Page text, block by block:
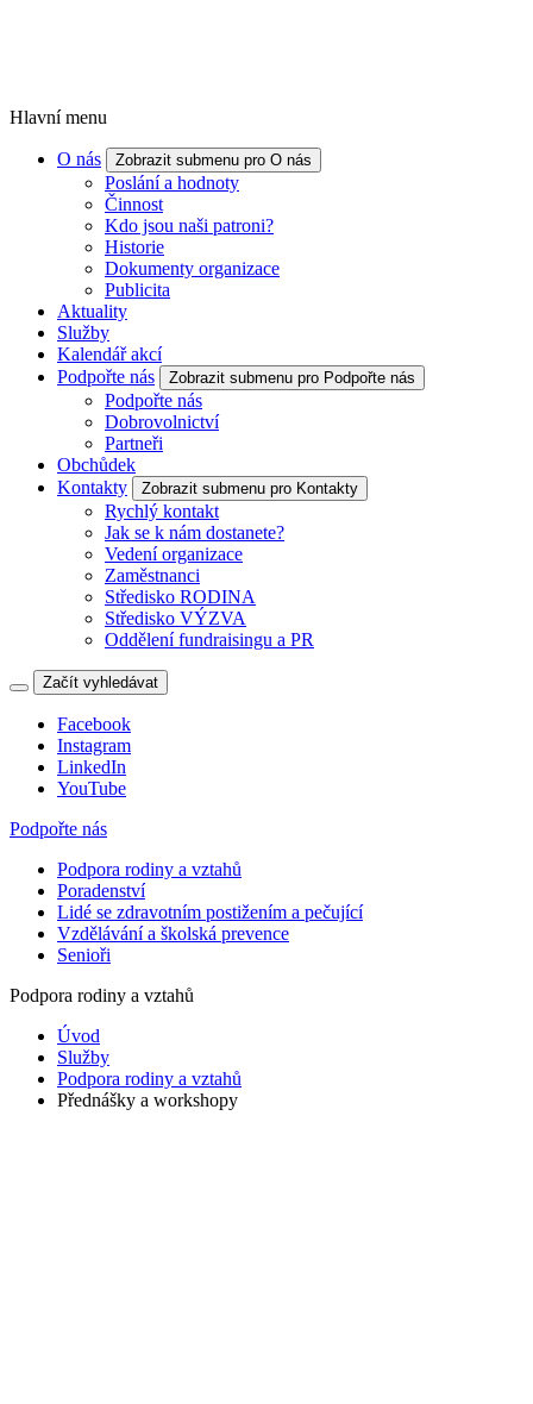
Hlavní menu
O nás Zobrazit submenu pro O nás
Poslání a hodnoty
Činnost
Kdo jsou naši patroni?
Historie
Dokumenty organizace
Publicita
Aktuality
Služby
Kalendář akcí
Podpořte nás
Zobrazit submenu pro Podpořte nás
Podpořte nás
Dobrovolnictví
Partneři
Obchůdek
Kontakty
Zobrazit submenu pro Kontakty
Rychlý kontakt
Jak se k nám dostanete?
Vedení organizace
Zaměstnanci
Středisko RODINA
Středisko VÝZVA
Oddělení fundraisingu a PR
Začít vyhledávat
Facebook
Instagram
LinkedIn
YouTube
Podpořte nás
Podpora rodiny a vztahů
Poradenství
Lidé se zdravotním postižením a pečující
Vzdělávání a školská prevence
Senioři
Podpora rodiny a vztahů
Úvod
Služby
Podpora rodiny a vztahů
Přednášky a workshopy